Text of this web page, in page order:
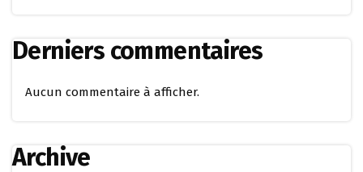
Derniers commentaires
Aucun commentaire à afficher.
Archive